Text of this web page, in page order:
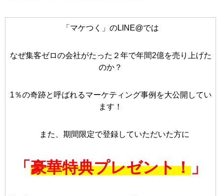
「マケつく」のLINE@では
なぜ集客ゼロの会社がたった２年で年間2億を売り上げた
のか？
1％の奇跡と呼ばれるマーケティング事例を大公開してい
ます！
また、期間限定で登録していただいた方に
「 豪華特典プレゼント！」